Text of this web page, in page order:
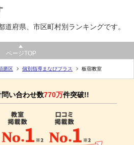
府県、市区町村別ランキングです。
ページTOP
磨区 個別指導まなびプラス 板宿教室
問い合わせ数770万件突破!!